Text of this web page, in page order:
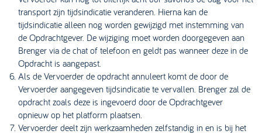
transport zijn tijdsindicatie veranderen. Hierna kan de
tijdsindicatie alleen nog worden gewijzigd met instemming van
de Opdrachtgever. De wijziging moet worden doorgegeven aan
Brenger via de chat of telefoon en geldt pas wanneer deze in de
Opdracht is aangepast.
Als de Vervoerder de opdracht annuleert komt de door de
Vervoerder aangegeven tijdsindicatie te vervallen. Brenger zal de
opdracht zoals deze is ingevoerd door de Opdrachtgever
opnieuw op het platform plaatsen.
Vervoerder deelt zijn werkzaamheden zelfstandig in en is bij het